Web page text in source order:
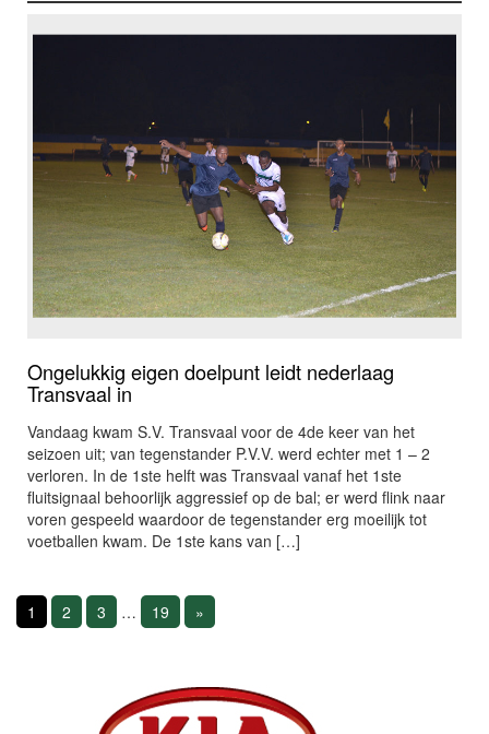
Ongelukkig eigen doelpunt leidt nederlaag
Transvaal in
Vandaag kwam S.V. Transvaal voor de 4de keer van het
seizoen uit; van tegenstander P.V.V. werd echter met 1 – 2
verloren. In de 1ste helft was Transvaal vanaf het 1ste
fluitsignaal behoorlijk aggressief op de bal; er werd flink naar
voren gespeeld waardoor de tegenstander erg moeilijk tot
voetballen kwam. De 1ste kans van […]
1 2 3 … 19 »